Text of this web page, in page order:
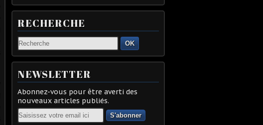
RECHERCHE
OK
NEWSLETTER
Abonnez-vous pour être averti des
nouveaux articles publiés.
Email